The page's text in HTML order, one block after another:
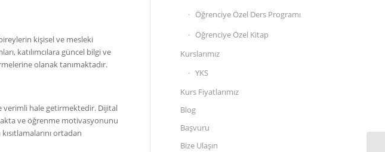
kişisel ve mesleki
katılımcılara güncel bilgi ve
olanak tanımaktadır.
verimli hale getirmektedir. Dijital
ve öğrenme motivasyonunu
ortadan
Öğrenciye Özel Ders Programı
Öğrenciye Özel Kitap
Kurslarımız
YKS
Kurs Fiyatlarımız
Blog
Başvuru
Bize Ulaşın